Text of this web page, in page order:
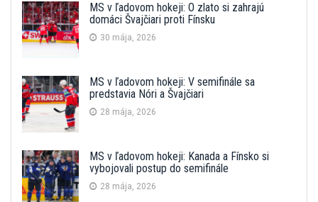
MS v ľadovom hokeji: O zlato si zahrajú
domáci Švajčiari proti Fínsku
30 mája, 2026
MS v ľadovom hokeji: V semifinále sa
predstavia Nóri a Švajčiari
28 mája, 2026
MS v ľadovom hokeji: Kanada a Fínsko si
vybojovali postup do semifinále
28 mája, 2026